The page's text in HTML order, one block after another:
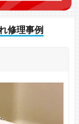
修理事例